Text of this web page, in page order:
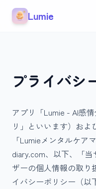
本文へスキップ
Lumie
プライバシ
アプリ「Lumie - AI感
リ」といいます）およ
「Lumieメンタルケア
diary.com、以下、「
ザーの個人情報の取り
イバシーポリシー（以